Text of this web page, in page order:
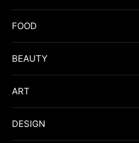
FOOD
BEAUTY
ART
DESIGN